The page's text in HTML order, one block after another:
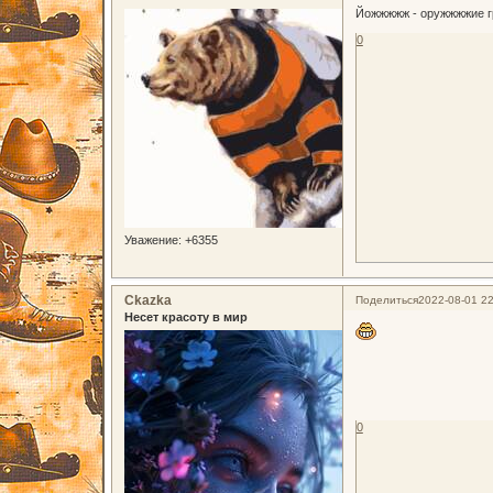
Уважение: +6355
Йожжжжж - оружжжжие
0
Поделиться2022-08-01
Ckazka
Несет красоту в мир
0